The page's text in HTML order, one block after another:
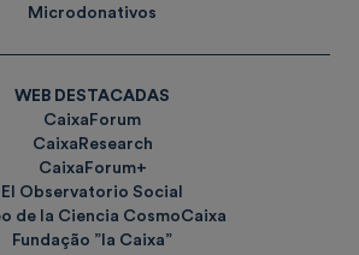
Microdonativos
WEB DESTACADAS
CaixaForum
CaixaResearch
CaixaForum+
El Observatorio Social
de la Ciencia CosmoCaixa
Fundação ”la Caixa”